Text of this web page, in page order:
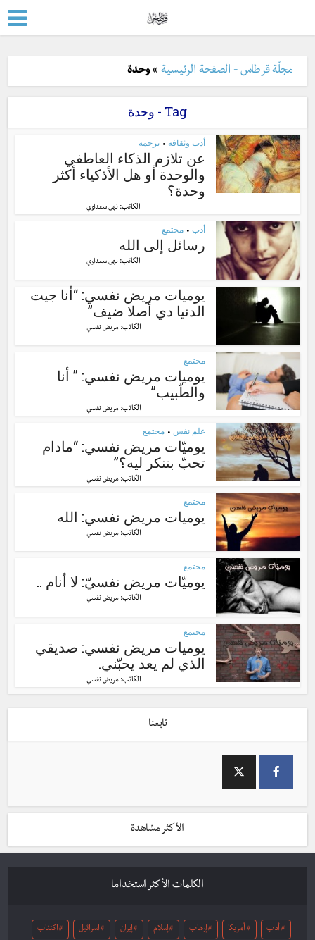
مجلّة قرطاس - الصفحة الرئيسية »وحدة
Tag - وحدة
أدب وثقافة • ترجمة
عن تلازم الذكاء العاطفي
والوحدة أو هل الأذكياء أكثر
وحدة؟
الكاتب: نهى سعداوي
أدب • مجتمع
رسائل إلى الله
الكاتب: نهى سعداوي
يوميات مريض نفسي: “أنا جيت
الدنيا دي أصلا ضيف”
الكاتب:مريض نفسي
مجتمع
يوميات مريض نفسي: ” أنا
والطّبيب”
الكاتب:مريض نفسي
علم نفس • مجتمع
يوميّات مريض نفسي: “مادام
تحبّ بتنكر ليه؟”
الكاتب:مريض نفسي
مجتمع
يوميات مريض نفسي: الله
الكاتب:مريض نفسي
مجتمع
يوميّات مريض نفسيّ: لا أنام ..
الكاتب:مريض نفسي
مجتمع
يوميات مريض نفسي: صديقي
الذي لم يعد يحبّني.
الكاتب:مريض نفسي
تابعنا
الأكثر مشاهدة
الكلمات الأكثر استخداما
أدب أمريكا إرهاب إسلام إيران اسرائيل اكتئاب